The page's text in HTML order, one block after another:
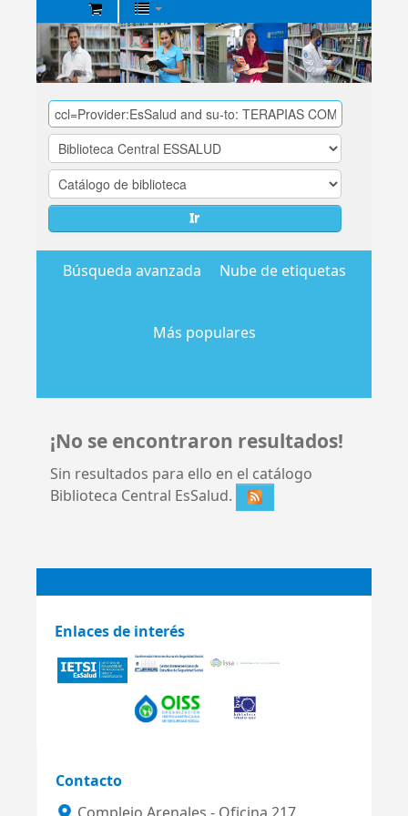
Biblioteca
Central
EsSalud
Ir
Búsqueda avanzada Nube de etiquetas
Más populares
¡No se encontraron resultados!
Sin resultados para ello en el catálogo
Biblioteca Central EsSalud.
Enlaces de interés
Contacto